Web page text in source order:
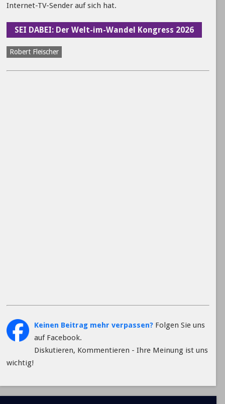
Internet-TV-Sender auf sich hat.
SEI DABEI: Der Welt-im-Wandel Kongress 2026
Robert Fleischer
Keinen Beitrag mehr verpassen?Folgen Sie uns
auf Facebook.
Diskutieren, Kommentieren - Ihre Meinung ist uns
wichtig!